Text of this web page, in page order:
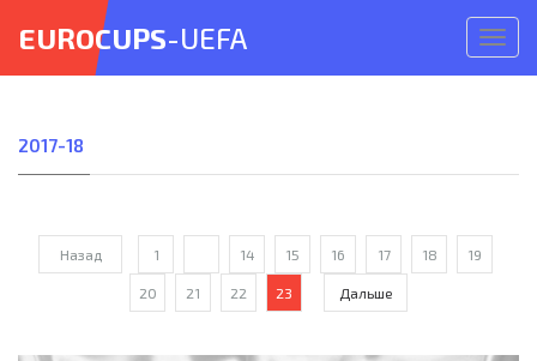
меню
EUROCUPS-UEFA
2017-18
Назад 1 14 15 16 17 18 19
20 21 22 23 Дальше